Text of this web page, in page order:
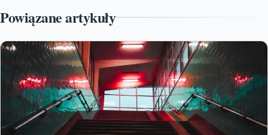
Powiązane artykuły